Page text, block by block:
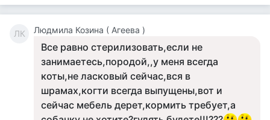
ЛК Людмила Козина ( Агеева )
Все равно стерилизовать,если не
занимаетесь,породой,,у меня всегда
коты,не ласковый сейчас,вся в
шрамах,когти всегда выпущены,вот и
сейчас мебель дерет,кормить требует,а